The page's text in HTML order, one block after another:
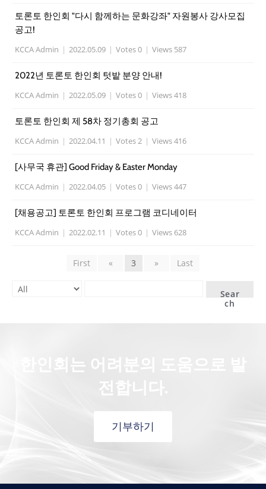
토론토 한인회 "다시 함께하는 문화강좌" 자원봉사 강사모집
공고!
KCCA Admin | 2022.05.09 | Votes 0 | Views 587
2022년 토론토 한인회 텃밭 분양 안내!
KCCA Admin | 2022.05.09 | Votes 0 | Views 418
토론토 한인회 제 58차 정기총회 공고
KCCA Admin | 2022.04.11 | Votes 2 | Views 416
[사무국 휴관] Good Friday & Easter Monday
KCCA Admin | 2022.04.05 | Votes 0 | Views 447
[채용공고] 토론토 한인회 프로그램 코디네이터
KCCA Admin | 2022.02.11 | Votes 0 | Views 628
First « 3 » Last
Sear
ch
한인회는 어려분의 도움으로 발
기부하기